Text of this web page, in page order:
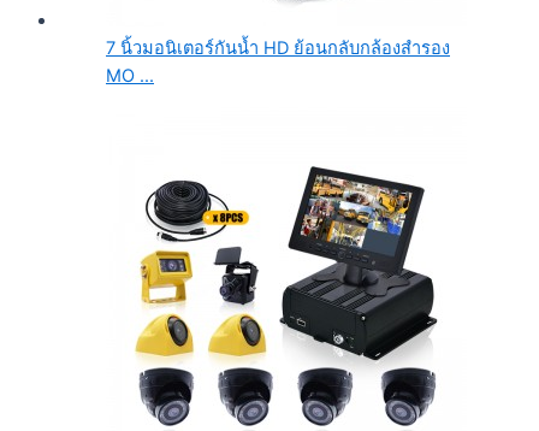
7 นิ้วมอนิเตอร์กันน้ำ HD ย้อนกลับกล้องสำรอง
MO ...